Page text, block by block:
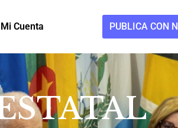
Mi Cuenta PUBLICA CON